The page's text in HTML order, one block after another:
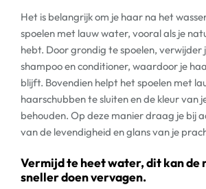
Het is belangrijk om je haar na het
spoelen met lauw water, vooral als je
hebt. Door grondig te spoelen, verwijder
shampoo en conditioner, waardoor je
blijft. Bovendien helpt het spoelen met
haarschubben te sluiten en de kleur van
behouden. Op deze manier draag je bij
van de levendigheid en glans van je
Vermijd te heet water, dit kan de
sneller doen vervagen.